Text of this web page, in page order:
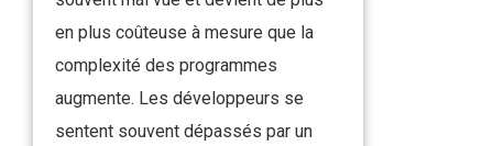
en plus coûteuse à mesure que la
complexité des programmes
augmente. Les développeurs se
sentent souvent dépassés par un